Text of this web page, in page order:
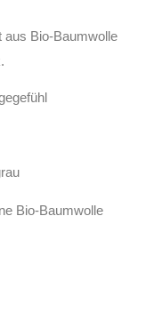
aus Bio-Baumwolle
Bio-Baumwolle